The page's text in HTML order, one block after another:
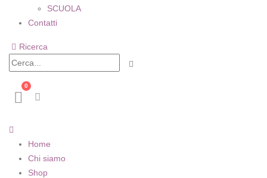
SCUOLA
Contatti
Ricerca
0
Home
Chi siamo
Shop